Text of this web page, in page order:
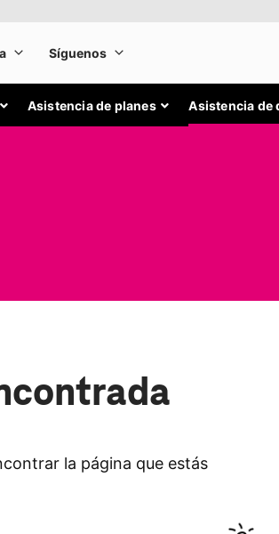
Asistencia de planes Asistencia de